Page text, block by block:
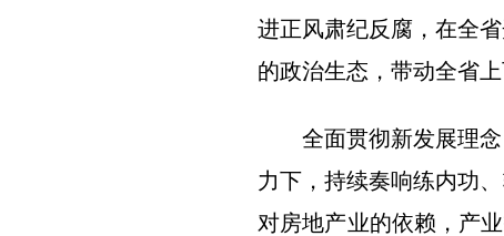
进正风肃纪反腐，在全
的政治生态，带动全省
全面贯彻新发展理
力下，持续奏响练内功
对房地产业的依赖，产